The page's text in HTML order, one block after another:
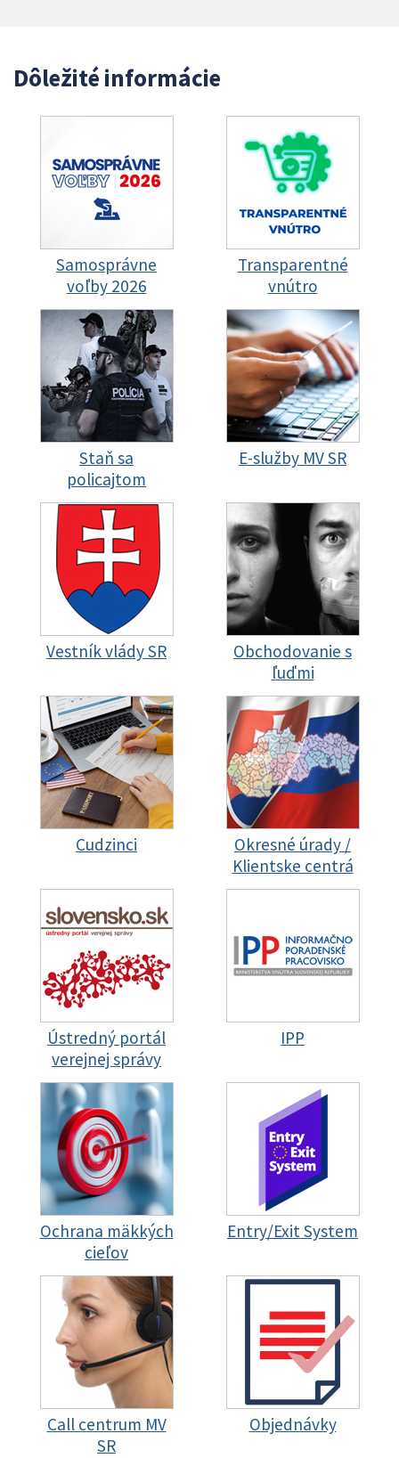
Dôležité informácie
Samosprávne
voľby 2026
Transparentné
vnútro
Staň sa
policajtom
E-služby MV SR
Vestník vlády SR
Obchodovanie s
ľuďmi
Cudzinci
Okresné úrady /
Klientske centrá
Ústredný portál
verejnej správy
IPP
Ochrana mäkkých
cieľov
Entry/Exit System
Call centrum MV
SR
Objednávky